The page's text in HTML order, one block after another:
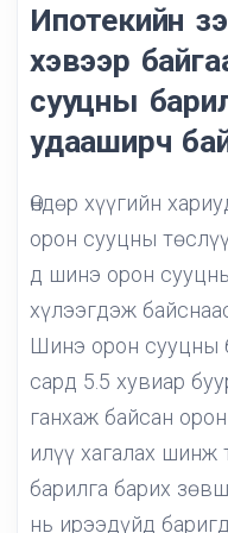
Ипотекийн
хэвээр
сууцны
удааширч
Өндөр хүүгийн
орон сууцны
д шинэ орон
хүлээгдэж
Шинэ орон сууцны
сард 5.5 хувиар
ганхаж байсан
илүү хагалах
барилга барих
нь ирээдүйд